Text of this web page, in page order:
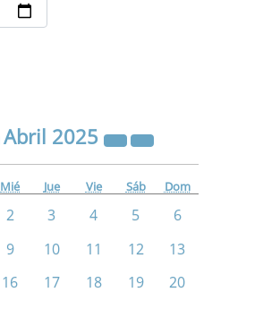
Abril 2025
Mié Jue Vie Sáb Dom
2 3 4 5
6
9 10 11 12
13
16 17 18 19
20